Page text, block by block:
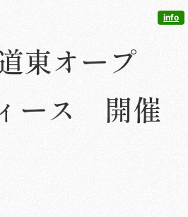
info
東オープ
ース 開催